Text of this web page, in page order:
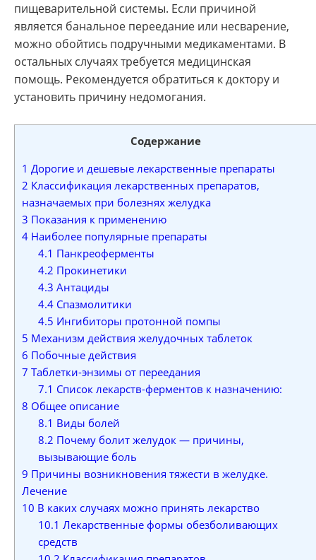
пищеварительной системы. Если причиной
является банальное переедание или несварение,
можно обойтись подручными медикаментами. В
остальных случаях требуется медицинская
помощь. Рекомендуется обратиться к доктору и
установить причину недомогания.
Содержание
1 Дорогие и дешевые лекарственные препараты
2 Классификация лекарственных препаратов,
назначаемых при болезнях желудка
3 Показания к применению
4 Наиболее популярные препараты
4.1 Панкреоферменты
4.2 Прокинетики
4.3 Антациды
4.4Спазмолитики
4.5 Ингибиторы протонной помпы
5 Механизм действия желудочных таблеток
6 Побочные действия
7 Таблетки-энзимы от переедания
7.1 Список лекарств-ферментов к назначению:
8 Общее описание
8.1 Виды болей
8.2 Почему болит желудок — причины,
вызывающие боль
9 Причины возникновения тяжести в желудке.
Лечение
10 В каких случаях можно принять лекарство
10.1 Лекарственные формы обезболивающих
средств